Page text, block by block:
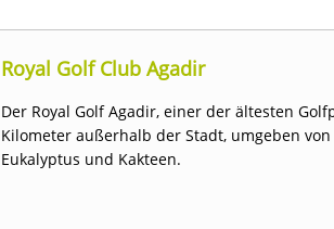
Royal Golf Club Agadir
Der Royal Golf Agadir, einer der ältesten
Kilometer außerhalb der Stadt, umgeben
Eukalyptus und Kakteen.